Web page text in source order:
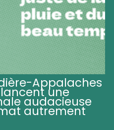
Appalaches
une
audacieuse
autrement